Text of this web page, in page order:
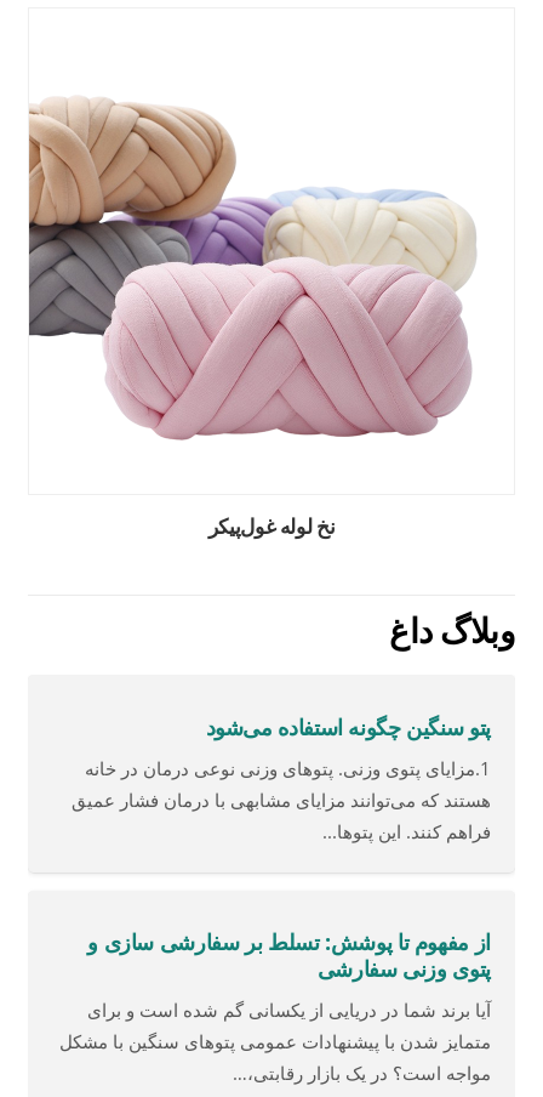
نخ لوله غول‌پیکر
وبلاگ داغ
پتو سنگین چگونه استفاده می‌شود
1.مزایای پتوی وزنی. پتوهای وزنی نوعی درمان در خانه
هستند که می‌توانند مزایای مشابهی با درمان فشار عمیق
فراهم کنند. این پتوها...
از مفهوم تا پوشش: تسلط بر سفارشی سازی و
پتوی وزنی سفارشی
آیا برند شما در دریایی از یکسانی گم شده است و برای
متمایز شدن با پیشنهادات عمومی پتوهای سنگین با مشکل
مواجه است؟ در یک بازار رقابتی،…